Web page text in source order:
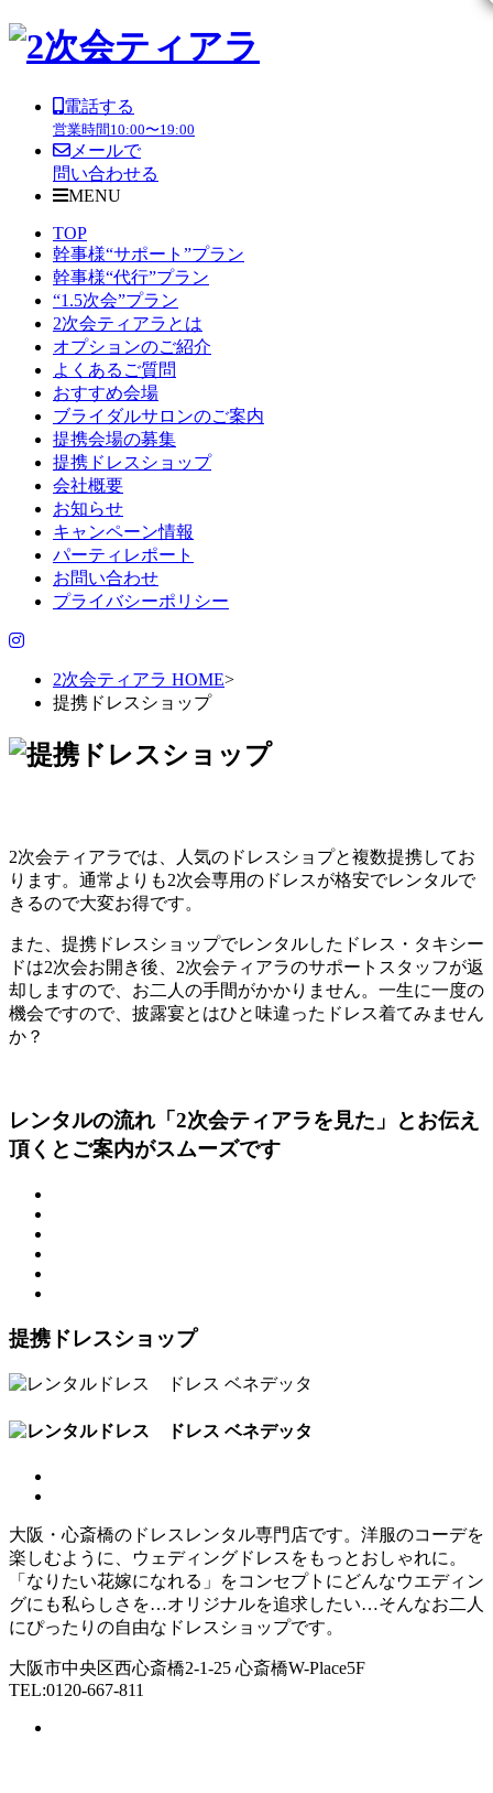
電話する
営業時間 10:00〜19:00
メールで
問い合わせる
MENU
TOP
幹事様“サポート”プラン
幹事様“代行”プラン
“1.5次会”プラン
2次会ティアラとは
オプションのご紹介
よくあるご質問
おすすめ会場
ブライダルサロンのご案内
提携会場の募集
提携ドレスショップ
会社概要
お知らせ
キャンペーン情報
パーティレポート
お問い合わせ
プライバシーポリシー
2次会ティアラ HOME>
提携ドレスショップ
2次会ティアラでは、人気のドレスショプと複数提携してお
ります。通常よりも2次会専用のドレスが格安でレンタルで
きるので大変お得です。
また、提携ドレスショップでレンタルしたドレス・タキシー
ドは2次会お開き後、2次会ティアラのサポートスタッフが返
却しますので、お二人の手間がかかりません。一生に一度の
機会ですので、披露宴とはひと味違ったドレス着てみません
か？
レンタルの流れ「2次会ティアラを見た」とお伝え
頂くとご案内がスムーズです
提携ドレスショップ
大阪・心斎橋のドレスレンタル専門店です。洋服のコーデを
楽しむように、ウェディングドレスをもっとおしゃれに。
「なりたい花嫁になれる」をコンセプトにどんなウエディン
グにも私らしさを…オリジナルを追求したい…そんなお二人
にぴったりの自由なドレスショップです。
大阪市中央区西心斎橋2-1-25 心斎橋W-Place5F
TEL:0120-667-811